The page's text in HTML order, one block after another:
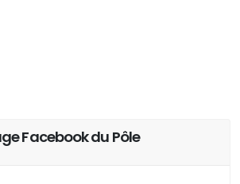
Facebook du Pôle